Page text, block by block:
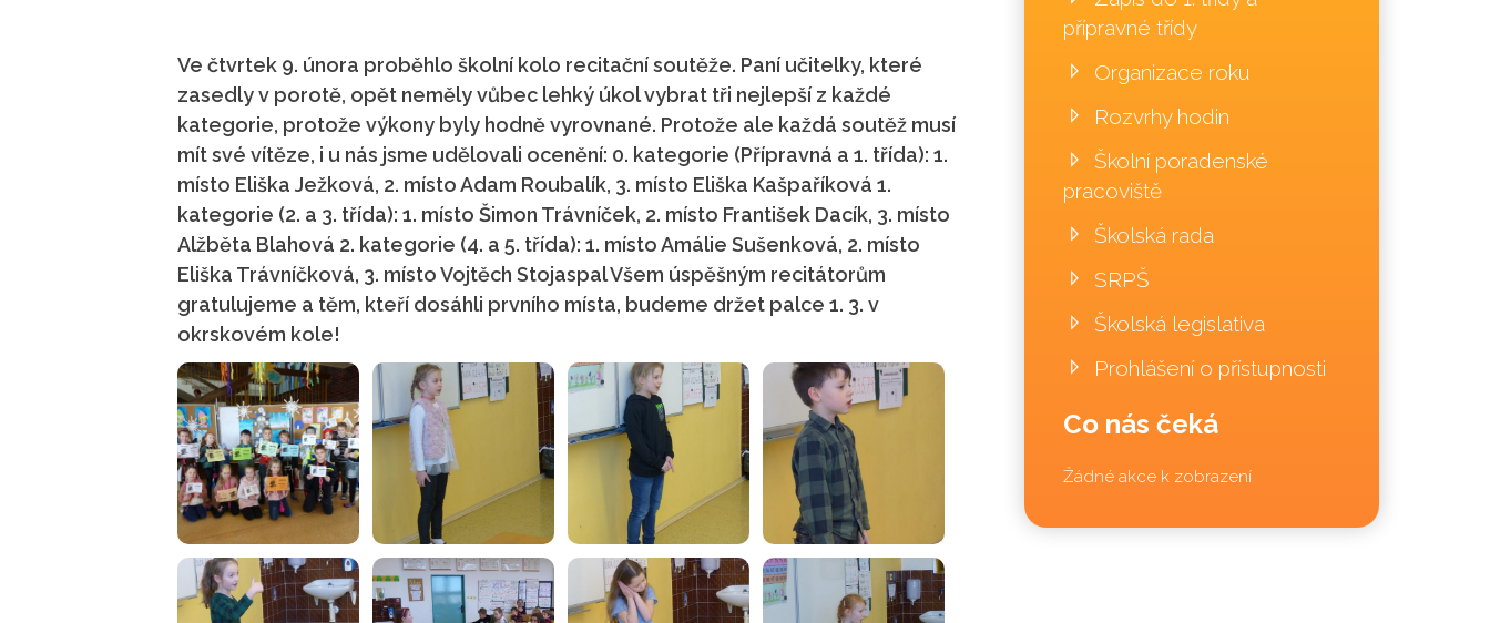
Ve čtvrtek 9. února proběhlo školní kolo recitační soutěže. Paní učitelky, které
zasedly v porotě, opět neměly vůbec lehký úkol vybrat tři nejlepší z každé
kategorie, protože výkony byly hodně vyrovnané. Protože ale každá soutěž musí
mít své vítěze, i u nás jsme udělovali ocenění: 0. kategorie (Přípravná a 1. třída): 1.
místo Eliška Ježková, 2. místo Adam Roubalík, 3. místo Eliška Kašpaříková 1.
kategorie (2. a 3. třída): 1. místo Šimon Trávníček, 2. místo František Dacík, 3. místo
Alžběta Blahová 2. kategorie (4. a 5. třída): 1. místo Amálie Sušenková, 2. místo
Eliška Trávníčková, 3. místo Vojtěch Stojaspal Všem úspěšným recitátorům
gratulujeme a těm, kteří dosáhli prvního místa, budeme držet palce 1. 3. v
okrskovém kole!
přípravné třídy
Organizace roku
Rozvrhy hodin
Školní poradenské
pracoviště
Školská rada
SRPŠ
Školská legislativa
Prohlášení o přístupnosti
Co nás čeká
Žádné akce k zobrazení